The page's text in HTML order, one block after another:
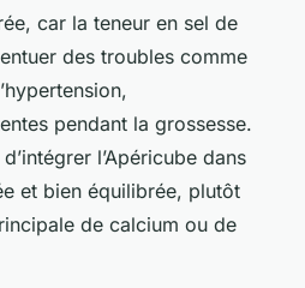
car la teneur en sel de
des troubles comme
pendant la grossesse.
l’Apéricube dans
et bien équilibrée, plutôt
de calcium ou de